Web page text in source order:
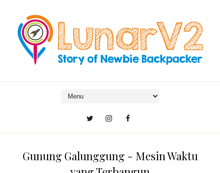
Gunung Galunggung - Mesin Waktu